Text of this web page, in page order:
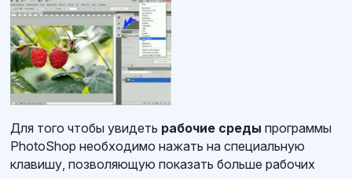
Для того чтобы увидеть рабочие среды программы
PhotoShop необходимо нажать на специальную
клавишу, позволяющую показать больше рабочих